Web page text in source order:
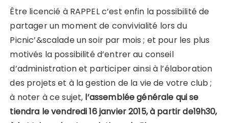
Être licencié à RAPPEL c’est enfin la possibilité de
partager un moment de convivialité lors du
Picnic’&scalade un soir par mois ; et pour les plus
motivés la possibilité d’entrer au conseil
d’administration et participer ainsi à l’élaboration
des projets et à la gestion de la vie de votre club ;
à noter à ce sujet, l’assemblée générale qui se
tiendra le vendredi 16 janvier 2015, à partir de19h30,